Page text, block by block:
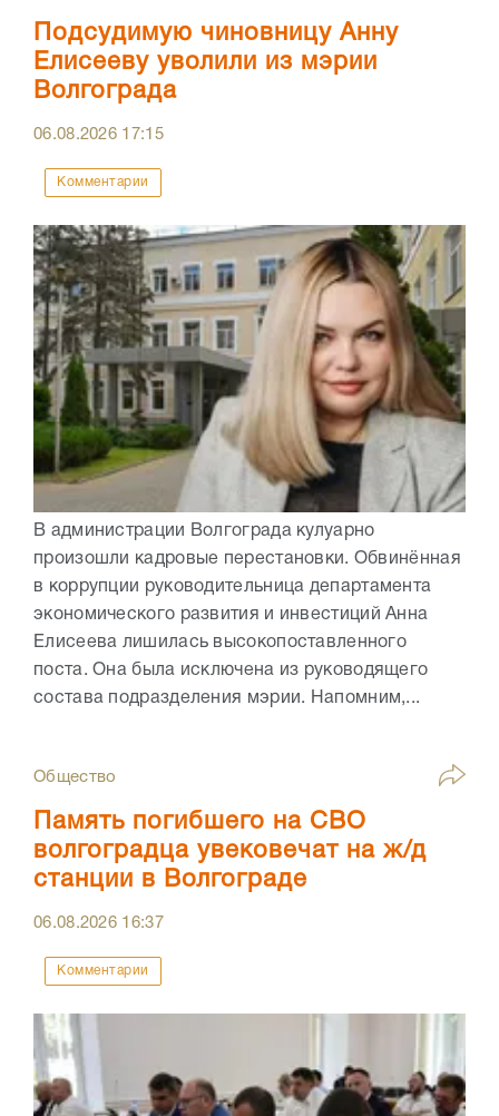
Подсудимую чиновницу Анну
Елисееву уволили из мэрии
Волгограда
06.08.2026 17:15
Комментарии
В администрации Волгограда кулуарно
произошли кадровые перестановки. Обвинённая
в коррупции руководительница департамента
экономического развития и инвестиций Анна
Елисеева лишилась высокопоставленного
поста. Она была исключена из руководящего
состава подразделения мэрии. Напомним,...
Общество
Память погибшего на СВО
волгоградца увековечат на ж/д
станции в Волгограде
06.08.2026 16:37
Комментарии